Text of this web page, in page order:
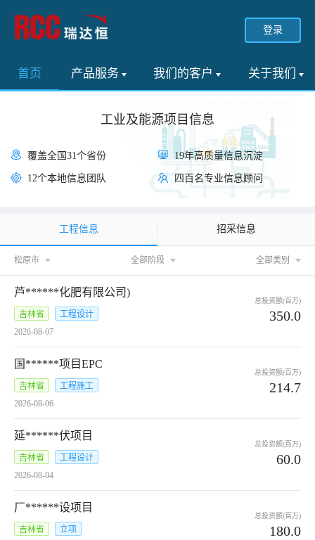
登录
首页 产品服务 我们的客户 关于我们
工业及能源项目信息
覆盖全国31个省份
12个本地信息团队
19年高质量信息沉淀
四百名专业信息顾问
工程信息 招采信息
松原市 全部阶段 全部类别
芦******化肥有限公司)
吉林省
工程设计
2026-08-07
总投资额(百万)
350.0
国******项目EPC
吉林省
工程施工
2026-08-06
总投资额(百万)
214.7
延******伏项目
吉林省
工程设计
2026-08-04
总投资额(百万)
60.0
厂******设项目
吉林省
立项
总投资额(百万)
180.0